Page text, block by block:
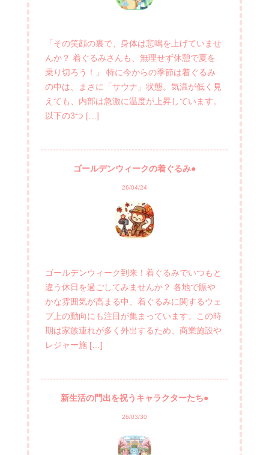
「その笑顔の裏で、身体は悲鳴を上げていませ
んか？ 着ぐるみさんも、無理せず休憩で夏を
乗り切ろう！」 特に今からの季節は着ぐるみ
の中は、まさに「サウナ」状態。気温が低く見
えても、内部は急激に温度が上昇しています。
以下の3つ […]
ゴールデンウィークの着ぐるみ●
26/04/24
ゴールデンウィーク到来！着ぐるみでいつもと
違う休日を過ごしてみませんか？ 各地で賑や
かな雰囲気が高まる中、着ぐるみに関するウェ
ブ上の動向にも注目が集まっています。この時
期は家族連れが多く外出するため、商業施設や
レジャー施 […]
新生活の門出を祝うキャラクターたち●
26/03/30